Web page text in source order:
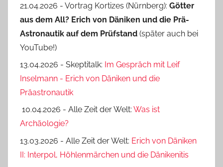
21.04.2026 - Vortrag Kortizes (Nürnberg): Götter
aus dem All? Erich von Däniken und die Prä-
Astro­nautik auf dem Prüf­stand (später auch bei
YouTube!)
13.04.2026 - Skeptitalk: Im Gespräch mit Leif
Inselmann - Erich von Däniken und die
Präastronautik
10.04.2026 - Alle Zeit der Welt: Was ist
Archäologie?
13.03.2026 - Alle Zeit der Welt: Erich von Däniken
II: Interpol, Höhlenmärchen und die Dänikenitis